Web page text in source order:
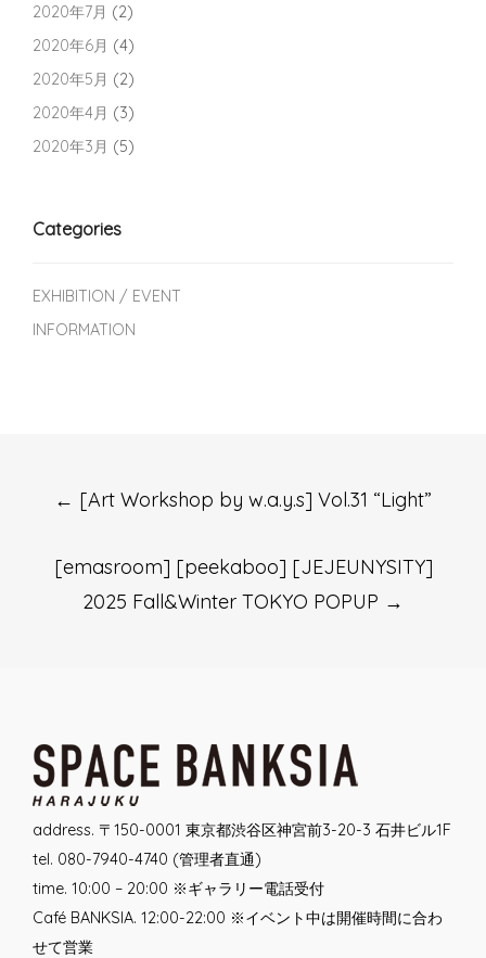
2020年7月 (2)
2020年6月 (4)
2020年5月 (2)
2020年4月 (3)
2020年3月 (5)
Categories
EXHIBITION / EVENT
INFORMATION
Post
navigation
← [Art Workshop by w.a.y.s] Vol.31 “Light”
[emasroom] [peekaboo] [JEJEUNYSITY]
2025 Fall&Winter TOKYO POPUP →
address. 〒150-0001 東京都渋谷区神宮前3-20-3 石井ビル1F
tel. 080-7940-4740 (管理者直通)
time. 10:00 – 20:00 ※ギャラリー電話受付
Café BANKSIA. 12:00-22:00 ※イベント中は開催時間に合わ
せて営業